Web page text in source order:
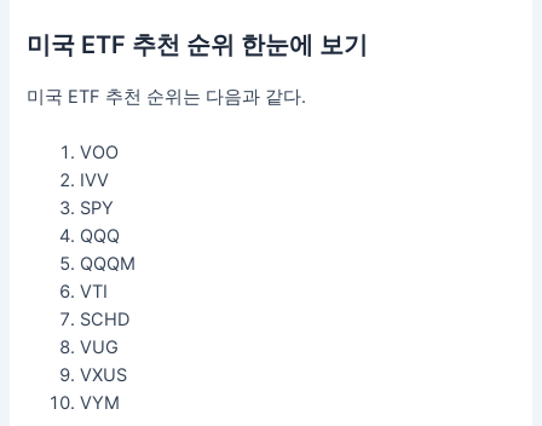
미국 ETF 추천 순위 한눈에 보기
미국 ETF 추천 순위는 다음과 같다.
VOO
IVV
SPY
QQQ
QQQM
VTI
SCHD
VUG
VXUS
VYM